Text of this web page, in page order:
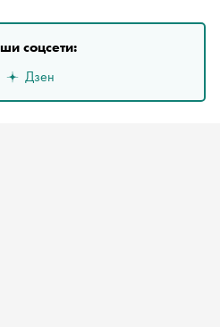
соцсети:
Дзен